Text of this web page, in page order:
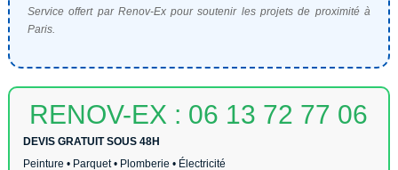
Service offert par Renov-Ex pour soutenir les projets de proximité à
Paris.
RENOV-EX : 06 13 72 77 06
DEVIS GRATUIT SOUS 48H
Peinture • Parquet • Plomberie • Électricité